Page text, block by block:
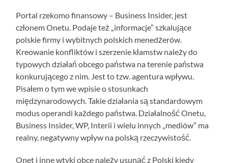
Portal rzekomo finansowy – Business Insider, jest
członem Onetu. Podaje też „informacje” szkalujące
polskie firmy i wybitnych polskich menedżerów.
Kreowanie konfliktów i szerzenie kłamstw należy do
typowych działań obcego państwa na terenie państwa
konkurującego z nim. Jest to tzw. agentura wpływu.
Pisałem o tym we wpisie o stosunkach
międzynarodowych. Takie działania są standardowym
modus operandi każdego państwa. Działalność Onetu,
Business Insider, WP, Interii i wielu innych „mediów” ma
realny, negatywny wpływ na polską rzeczywistość.
Onet i inne wtyki obce należy usunąć z Polski kiedy